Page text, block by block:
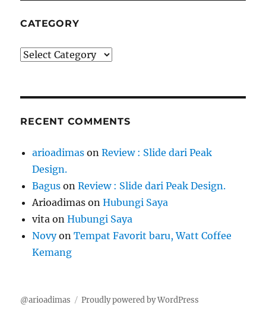
CATEGORY
Category
RECENT COMMENTS
arioadimas onReview : Slide dari Peak
Design.
Bagus onReview : Slide dari Peak Design.
Arioadimas onHubungi Saya
vita onHubungi Saya
NovyonTempat Favorit baru, Watt Coffee
Kemang
@arioadimas Proudly powered by WordPress